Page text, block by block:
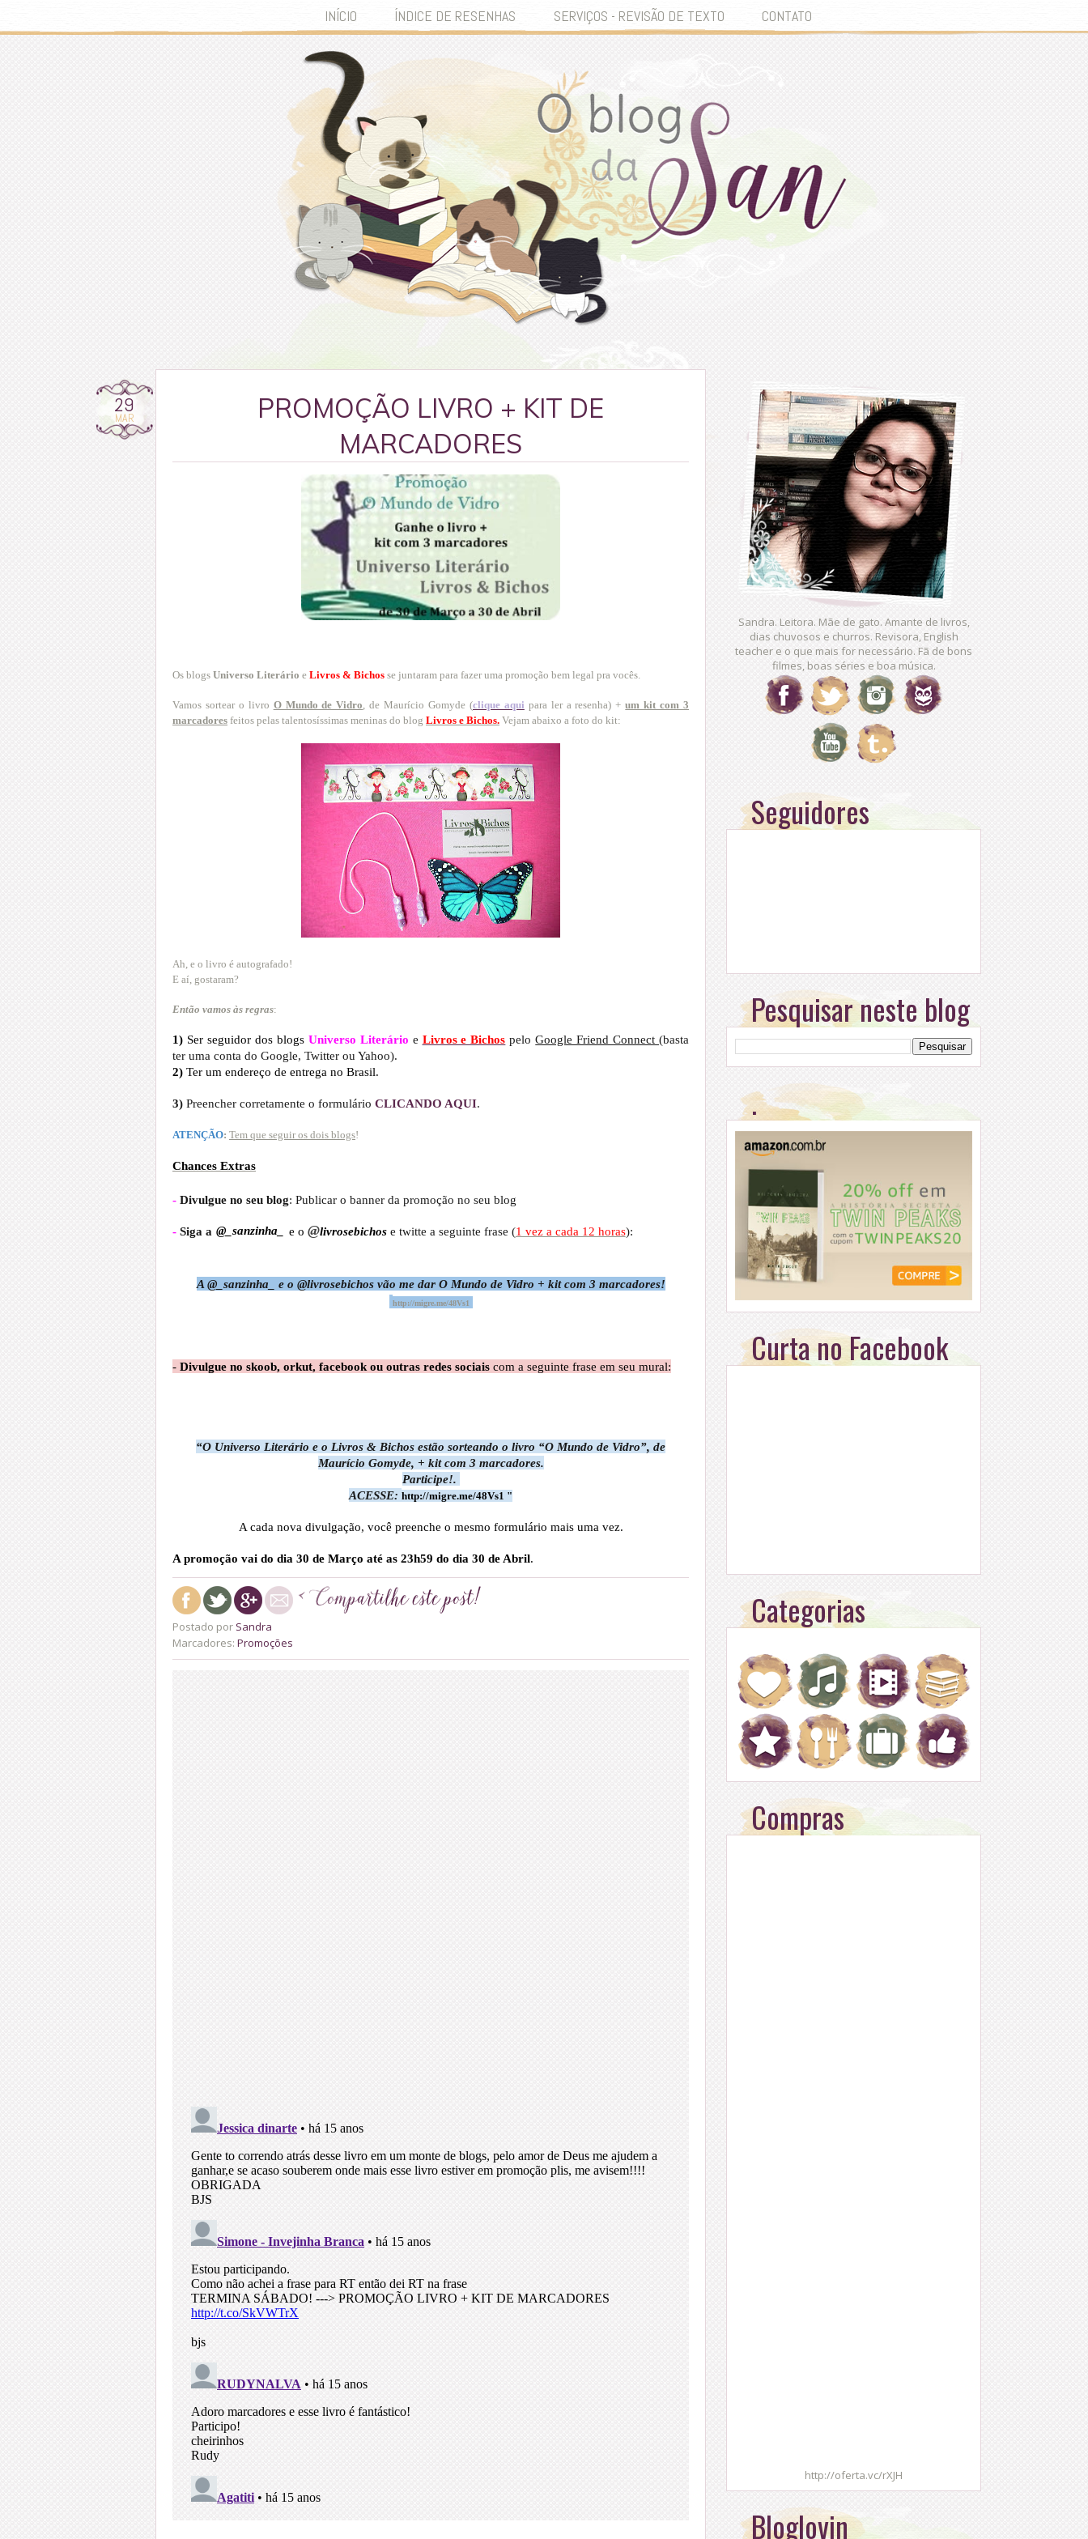
INÍCIO ÍNDICE DE RESENHAS SERVIÇOS - REVISÃO DE TEXTO CONTATO
29
MAR
PROMOÇÃO LIVRO + KIT DE
MARCADORES
Os blogs Universo Literário e Livros & Bichos se juntaram para fazer uma promoção bem legal pra vocês.
Vamos sortear o livro O Mundo de Vidro , de Maurício Gomyde (clique aqui para ler a resenha) +um kit com 3
marcadores feitos pelas talentosíssimas meninas do blog Livros e Bichos. Vejam abaixo a foto do kit:
Ah, e o livro é autografado!
E aí, gostaram?
Então vamos às regras:
1) Ser seguidor dos blogs Universo Literário e Livros e Bichos peloGoogle Friend Connect(basta
ter uma conta do Google, Twitter ou Yahoo).
2) Ter um endereço de entrega no Brasil.
3) Preencher corretamente o formulário CLICANDO AQUI.
ATENÇÃO: Tem que seguir os dois blogs!
Chances Extras
- Divulgue no seu blog: Publicar o banner da promoção no seu blog
- Siga a @_sanzinha_ e o @livrosebichose twitte a seguinte frase (1 vez a cada 12 horas):
A @_sanzinha_ e o @livrosebichos vão me dar O Mundo de Vidro + kit com 3 marcadores!
http://migre.me/48Vs1
- Divulgue no skoob, orkut, facebook ou outras redes sociais com a seguinte frase em seu mural:
“O Universo Literário e o Livros & Bichos estão sorteando o livro “O Mundo de Vidro”, de
Maurício Gomyde, + kit com 3 marcadores.
Participe!.
ACESSE: http://migre.me/48Vs1 "
A cada nova divulgação, você preenche o mesmo formulário mais uma vez.
A promoção vai do dia 30 de Março até as 23h59 do dia 30 de Abril.
Postado por Sandra
Marcadores: Promoções
Sandra. Leitora. Mãe de gato. Amante de livros,
dias chuvosos e churros. Revisora, English
teacher e o que mais for necessário. Fã de bons
filmes, boas séries e boa música.
Seguidores
Pesquisar neste blog
.
Curta no Facebook
Categorias
Compras
http://oferta.vc/rXJH
Bloglovin